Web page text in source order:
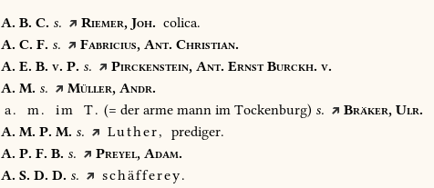
A. B. C. s. Riemer, Joh. colica.
A. C. F. s. Fabricius, Ant. Christian.
A. E. B. v. P. s. Pirckenstein, Ant. ErnstBurckh. v.
A. M. s. Müller, Andr.
a.
m. im T. (= der arme mann im Tockenburg) s. Bräker, Ulr.
A. M. P. M. s. Luther,
prediger.
A. P. F. B. s. Preyel, Adam.
A. S. D. D. s.
schäfferey.